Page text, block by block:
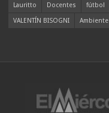
Lauritto
Docentes fútbol
VALENTÍN BISOGNI
Ambiente